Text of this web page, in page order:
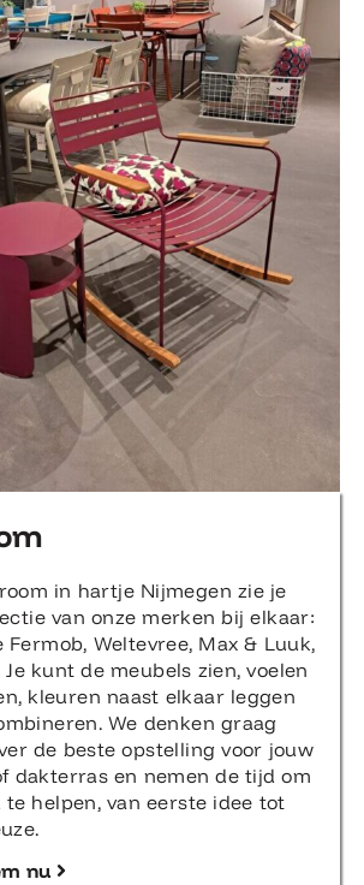
in hartje Nijmegen zie je
van onze merken bij elkaar:
Weltevree, Max & Luuk,
Je kunt de meubels zien, voelen
kleuren naast elkaar leggen
We denken graag
de beste opstelling voor jouw
dakterras en nemen de tijd om
helpen, van eerste idee tot
nu